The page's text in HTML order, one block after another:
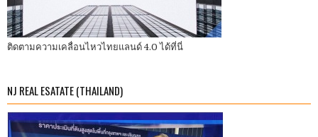
ติดตามความเคลื่อนไหวไทยแลนด์ 4.0 ได้ที่นี่
NJ REAL ESATATE (THAILAND)